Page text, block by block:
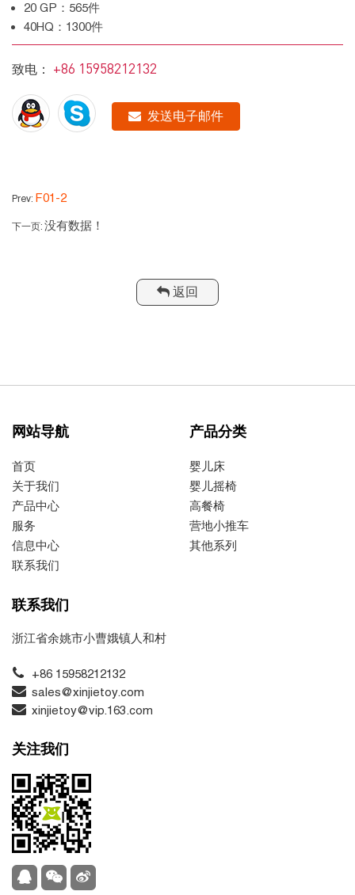
20 GP：565件
40HQ：1300件
致电： +86 15958212132
发送电子邮件
Prev: F01-2
下一页: 没有数据！
返回
网站导航
首页
关于我们
产品中心
服务
信息中心
联系我们
产品分类
婴儿床
婴儿摇椅
高餐椅
营地小推车
其他系列
联系我们
浙江省余姚市小曹娥镇人和村
+86 15958212132
sales@xinjietoy.com
xinjietoy@vip.163.com
关注我们